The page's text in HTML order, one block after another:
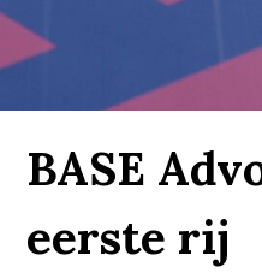
BASE
eerste rij